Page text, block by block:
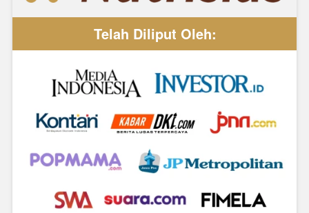
Telah Diliput Oleh: